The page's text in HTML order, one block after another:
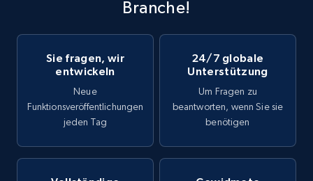
Branche!
Sie fragen, wir
entwickeln
Neue
Funktionsveröffentlichungen
jeden Tag
24/7 globale
Unterstützung
Um Fragen zu
beantworten, wenn Sie sie
benötigen